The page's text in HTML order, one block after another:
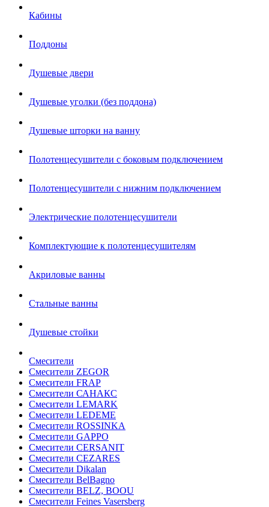
Кабины
Поддоны
Душевые двери
Душевые уголки (без поддона)
Душевые шторки на ванну
Полотенцесушители с боковым подключением
Полотенцесушители с нижним подключением
Электрические полотенцесушители
Комплектующие к полотенцесушителям
Акриловые ванны
Стальные ванны
Душевые стойки
Смесители
Смесители ZEGOR
Смесители FRAP
Смесители САНАКС
Смесители LEMARK
Смесители LEDEME
Смесители ROSSINKA
Смесители GAPPO
Смесители CERSANIT
Смесители CEZARES
Смесители Dikalan
Смесители BelBagno
Смесители BELZ, BOOU
Смесители Feines Vasersberg